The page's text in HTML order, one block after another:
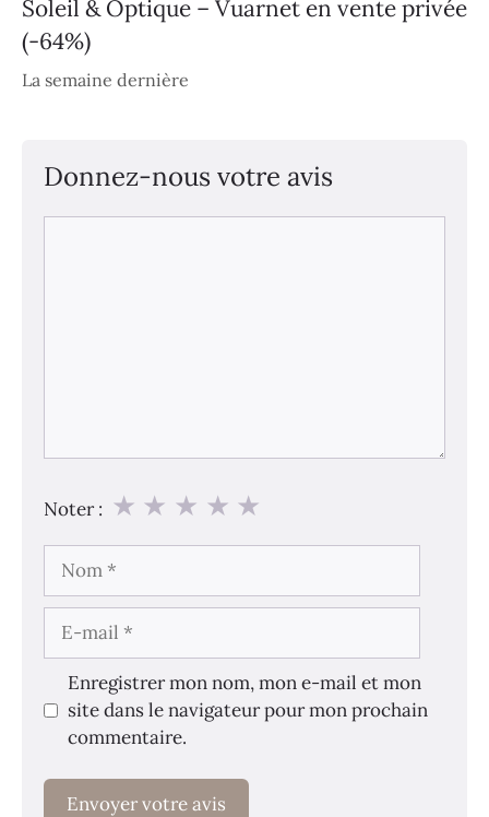
Soleil & Optique – Vuarnet en vente privée
(-64%)
La semaine dernière
Donnez-nous votre avis
Noter : ★
★
★
★
★
mail
Enregistrer mon nom, mon e-mail et mon
site dans le navigateur pour mon prochain
commentaire.